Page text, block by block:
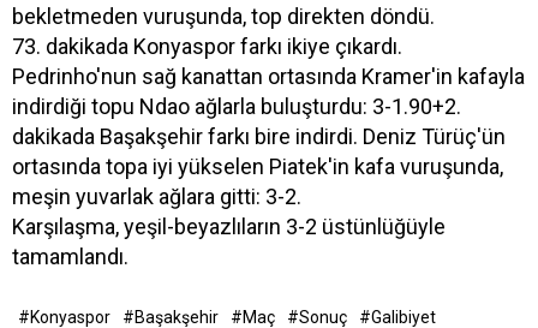
bekletmeden vuruşunda, top direkten döndü.
73. dakikada Konyaspor farkı ikiye çıkardı.
Pedrinho'nun sağ kanattan ortasında Kramer'in kafayla
indirdiği topu Ndao ağlarla buluşturdu: 3-1.90+2.
dakikada Başakşehir farkı bire indirdi. Deniz Türüç'ün
ortasında topa iyi yükselen Piatek'in kafa vuruşunda,
meşin yuvarlak ağlara gitti: 3-2.
Karşılaşma, yeşil-beyazlıların 3-2 üstünlüğüyle
tamamlandı.
#Konyaspor #Başakşehir #Maç #Sonuç #Galibiyet